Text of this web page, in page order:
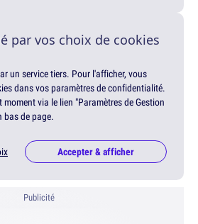
par vos choix de cookies
un service tiers. Pour l'afficher, vous
dans vos paramètres de confidentialité.
via le lien "Paramètres de Gestion
bas de page.
Accepter & afficher
Publicité